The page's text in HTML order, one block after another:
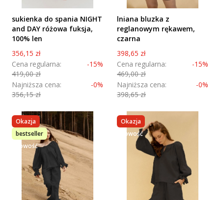
sukienka do spania NIGHT
and DAY różowa fuksja,
100% len
Cena promocyjna
356,15 zł
Cena regularna:
419,00 zł
-15%
Najniższa cena:
356,15 zł
-0%
lniana bluzka z
reglanowym rękawem,
czarna
Cena promocyjna
398,65 zł
Cena regularna:
469,00 zł
-15%
Najniższa cena:
398,65 zł
-0%
Okazja
bestseller
nowość
Okazja
nowość